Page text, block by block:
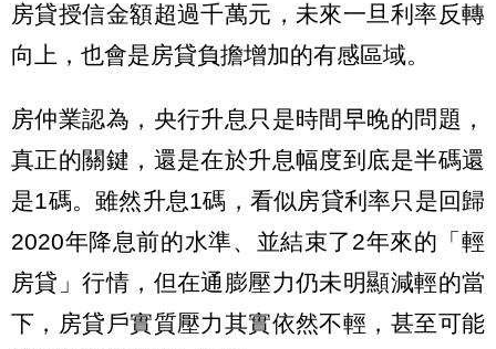
房貸授信金額超過千萬元，未來一旦利率反轉
向上，也會是房貸負擔增加的有感區域。
房仲業認為，央行升息只是時間早晚的問題，
真正的關鍵，還是在於升息幅度到底是半碼還
是1碼。雖然升息1碼，看似房貸利率只是回歸
2020年降息前的水準、並結束了2年來的「輕
房貸」行情，但在通膨壓力仍未明顯減輕的當
下，房貸戶實質壓力其實依然不輕，甚至可能